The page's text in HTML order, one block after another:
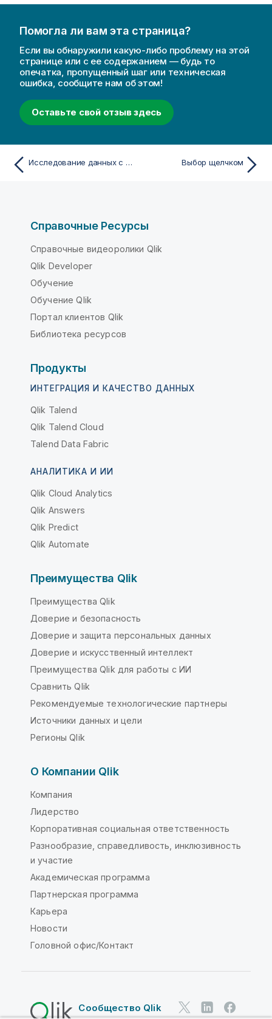
Помогла ли вам эта страница?
Если вы обнаружили какую-либо проблему на этой
странице или с ее содержанием — будь то
опечатка, пропущенный шаг или техническая
ошибка, сообщите нам об этом!
Оставьте свой отзыв здесь
Исследование данных с помощью визуализаций Выбор щелчком
Справочные Ресурсы
Справочные видеоролики Qlik
Qlik Developer
Обучение
Обучение Qlik
Портал клиентов Qlik
Библиотека ресурсов
Продукты
ИНТЕГРАЦИЯ И КАЧЕСТВО ДАННЫХ
Qlik Talend
Qlik Talend Cloud
Talend Data Fabric
АНАЛИТИКА И ИИ
Qlik Cloud Analytics
Qlik Answers
Qlik Predict
Qlik Automate
Преимущества Qlik
Преимущества Qlik
Доверие и безопасность
Доверие и защита персональных данных
Доверие и искусственный интеллект
Преимущества Qlik для работы с ИИ
Сравнить Qlik
Рекомендуемые технологические партнеры
Источники данных и цели
Регионы Qlik
О Компании Qlik
Компания
Лидерство
Корпоративная социальная ответственность
Разнообразие, справедливость, инклюзивность
и участие
Академическая программа
Партнерская программа
Карьера
Новости
Головной офис/Контакт
Сообщество Qlik